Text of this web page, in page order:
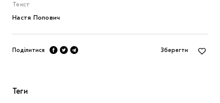
Текст
Настя Попович
Поділитися Зберегти
Теги